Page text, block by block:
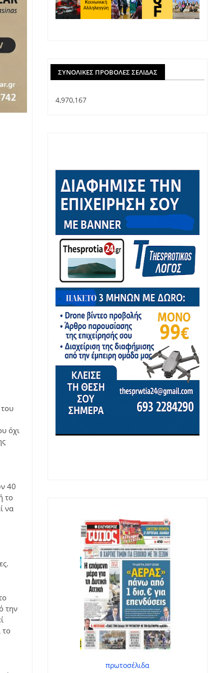
όχι
40
το
να
την
το
ΣΥΝΟΛΙΚΈΣ ΠΡΟΒΟΛΈΣ ΣΕΛΊΔΑΣ
4,970,167
πρωτοσέλιδα